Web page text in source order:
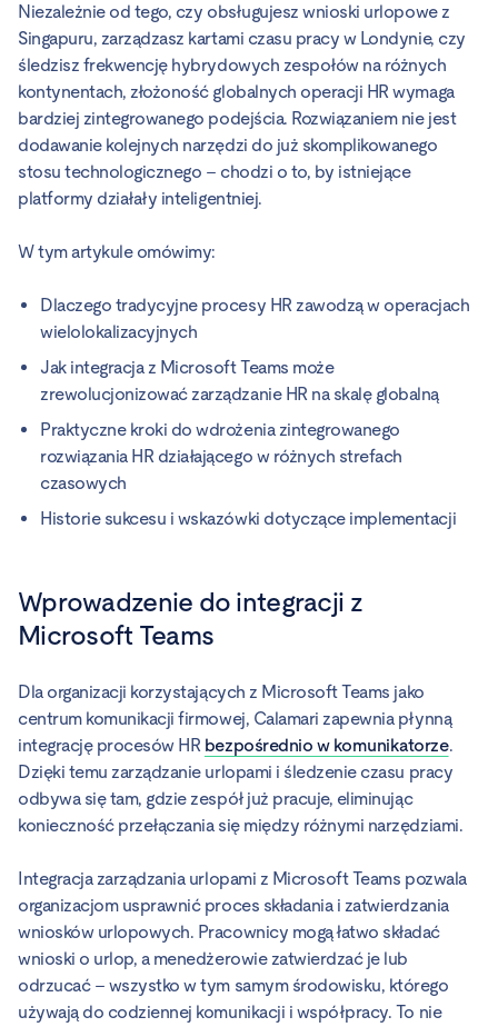
Niezależnie od tego, czy obsługujesz wnioski urlopowe z
Singapuru, zarządzasz kartami czasu pracy w Londynie, czy
śledzisz frekwencję hybrydowych zespołów na różnych
kontynentach, złożoność globalnych operacji HR wymaga
bardziej zintegrowanego podejścia. Rozwiązaniem nie jest
dodawanie kolejnych narzędzi do już skomplikowanego
stosu technologicznego – chodzi o to, by istniejące
platformy działały inteligentniej.
W tym artykule omówimy:
Dlaczego tradycyjne procesy HR zawodzą w operacjach
wielolokalizacyjnych
Jak integracja z Microsoft Teams może
zrewolucjonizować zarządzanie HR na skalę globalną
Praktyczne kroki do wdrożenia zintegrowanego
rozwiązania HR działającego w różnych strefach
czasowych
Historie sukcesu i wskazówki dotyczące implementacji
Wprowadzenie do integracji z
Microsoft Teams
Dla organizacji korzystających z Microsoft Teams jako
centrum komunikacji firmowej, Calamari zapewnia płynną
integrację procesów HR bezpośrednio w komunikatorze.
Dzięki temu zarządzanie urlopami i śledzenie czasu pracy
odbywa się tam, gdzie zespół już pracuje, eliminując
konieczność przełączania się między różnymi narzędziami.
Integracja zarządzania urlopami z Microsoft Teams pozwala
organizacjom usprawnić proces składania i zatwierdzania
wniosków urlopowych. Pracownicy mogą łatwo składać
wnioski o urlop, a menedżerowie zatwierdzać je lub
odrzucać – wszystko w tym samym środowisku, którego
używają do codziennej komunikacji i współpracy. To nie